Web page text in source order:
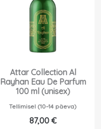
Attar Collection Al
Rayhan Eau De Parfum
100 ml (unisex)
Tellimisel (10–14 päeva)
87,00 €